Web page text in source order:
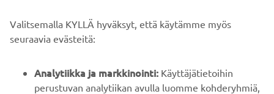
B2B
YAMAHA MUUALLA
Valitsemalla KYLLÄ hyväksyt, että käytämme myös
seuraavia evästeitä:
Analytiikka ja markkinointi: Käyttäjätietoihin
perustuvan analytiikan avulla luomme kohderyhmiä,